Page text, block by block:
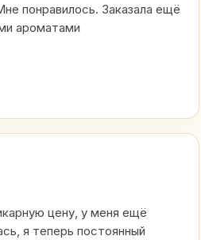
понравилось. Заказала ещё
ароматами
цену, у меня ещё
я теперь постоянный